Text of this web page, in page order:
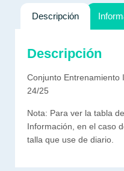
Descripción
Descripción
Conjunto Entrenamiento
24/25
Nota: Para ver la tabla
Información, en el caso
talla que use de diario.